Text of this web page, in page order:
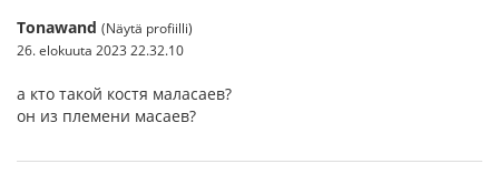
Tonawand (Näytä profiilli)
26. elokuuta 2023 22.32.10
а кто такой костя маласаев?
он из племени масаев?